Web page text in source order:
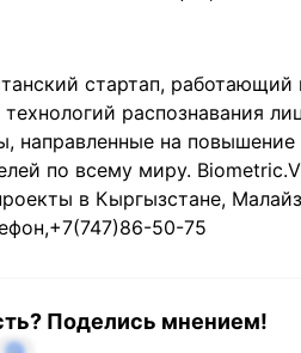
стартап, работающий
распознавания
направленные на
по всему миру.
в Кыргызстане,
50-75
Поделись мнением!